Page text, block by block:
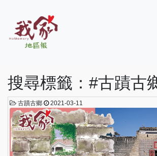
搜尋標籤：#古蹟古
古蹟古鄉 2021-03-11